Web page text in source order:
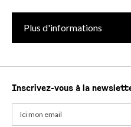
Plus d'informations
Inscrivez-vous à la